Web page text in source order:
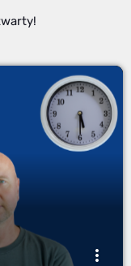
more_vert